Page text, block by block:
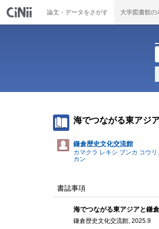
論文・データをさがす 大学図書館の
海でつながる東アジ
鎌倉歴史文化交流館
カマクラ レキシ ブンカ コウリ
カン
書誌事項
海でつながる東アジアと鎌
鎌倉歴史文化交流館, 2025.9